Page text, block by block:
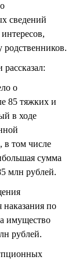
сведений
родственников.
о
85 тяжких и
в ходе
в том числе
сумма
млн рублей.
по
имущество
рублей.